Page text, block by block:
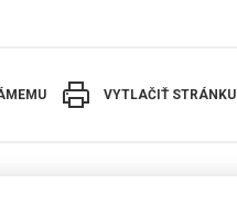
VYTLAČIŤ STRÁNKU